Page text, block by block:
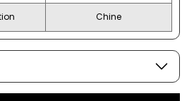
Chine